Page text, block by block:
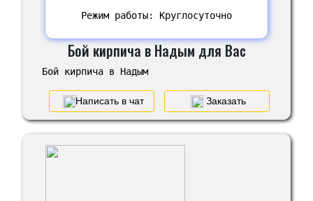
Режим работы: Круглосуточно
Бой кирпича в Надым для Вас
Бой кирпича в Надым
Написать в чат Заказать